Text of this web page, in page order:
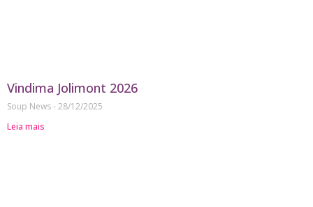
Vindima Jolimont 2026
Soup News 28/12/2025
Leia mais